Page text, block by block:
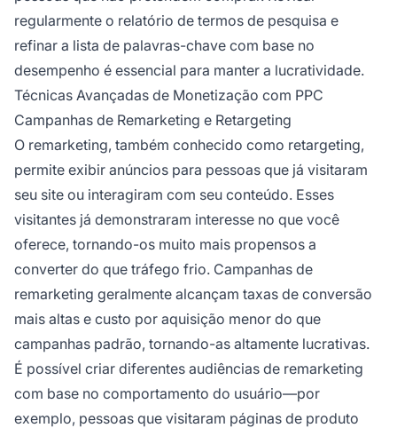
regularmente o relatório de termos de pesquisa e
refinar a lista de palavras-chave com base no
desempenho é essencial para manter a lucratividade.
Técnicas Avançadas de Monetização com PPC
Campanhas de Remarketing e Retargeting
O remarketing, também conhecido como retargeting,
permite exibir anúncios para pessoas que já visitaram
seu site ou interagiram com seu conteúdo. Esses
visitantes já demonstraram interesse no que você
oferece, tornando-os muito mais propensos a
converter do que tráfego frio. Campanhas de
remarketing geralmente alcançam taxas de conversão
mais altas e custo por aquisição menor do que
campanhas padrão, tornando-as altamente lucrativas.
É possível criar diferentes audiências de remarketing
com base no comportamento do usuário—por
exemplo, pessoas que visitaram páginas de produto